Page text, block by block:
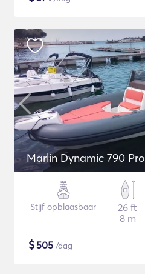
Marlin Dynamic 790 Pro
Stijf opblaasbaar
26 ft
8 m
$505 /dag